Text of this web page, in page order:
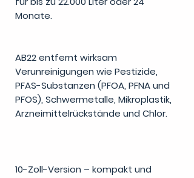
Monate.
AB22 entfernt wirksam
Verunreinigungen wie Pestizide,
PFAS-Substanzen (PFOA, PFNA und
PFOS), Schwermetalle, Mikroplastik,
Arzneimittelrückstände und Chlor.
10-Zoll-Version – kompakt und